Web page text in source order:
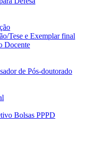
Tese e Exemplar final
Docente
de Pós-doutorado
Bolsas PPPD